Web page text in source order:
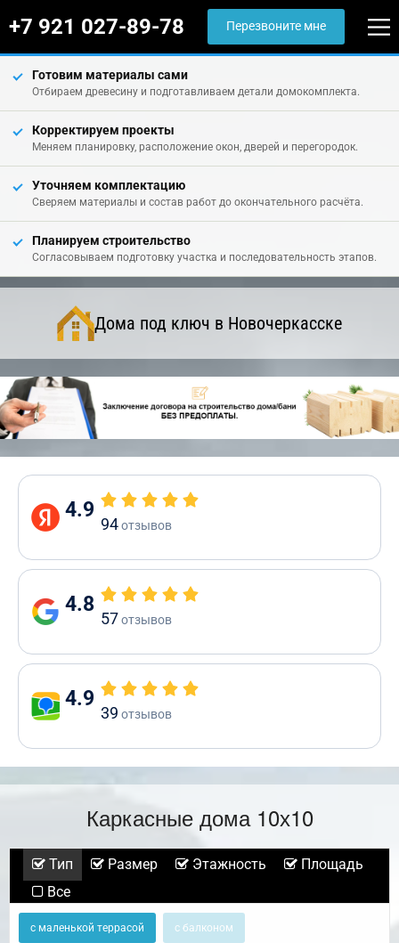
+7 921 027-89-78 Перезвоните мне
Готовим материалы сами
Отбираем древесину и подготавливаем детали домокомплекта.
Корректируем проекты
Меняем планировку, расположение окон, дверей и перегородок.
Уточняем комплектацию
Сверяем материалы и состав работ до окончательного расчёта.
Планируем строительство
Согласовываем подготовку участка и последовательность этапов.
Дома под ключ в Новочеркасске
4.9
94отзывов
4.8
57отзывов
4.9
39 отзывов
Каркасные дома 10х10
Тип Размер Этажность
Площадь
Все
с маленькой террасой с балконом